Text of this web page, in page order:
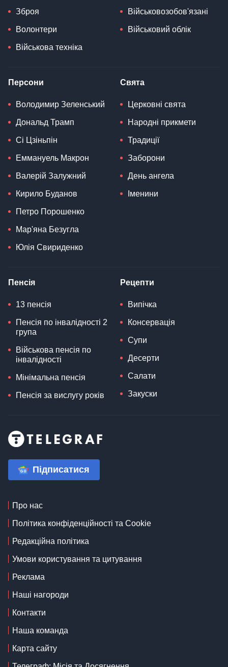
Зброя
Волонтери
Військова техніка
Військовозобов'язані
Військовий облік
Персони
Володимир Зеленський
Дональд Трамп
Сі Цзіньпін
Еммануель Макрон
Валерій Залужний
Кирило Буданов
Петро Порошенко
Мар'яна Безугла
Юлія Свириденко
Свята
Церковні свята
Народні прикмети
Традиції
Заборони
День ангела
Іменини
Пенсія
13 пенсія
Пенсія по інвалідності 2
група
Військова пенсія по
інвалідності
Мінімальна пенсія
Пенсія за вислугу років
Рецепти
Випічка
Консервація
Супи
Десерти
Салати
Закуски
Підписатися
Про нас
Політика конфіденційності та Cookie
Редакційна політика
Умови користування та цитування
Реклама
Наші нагороди
Контакти
Наша команда
Карта сайту